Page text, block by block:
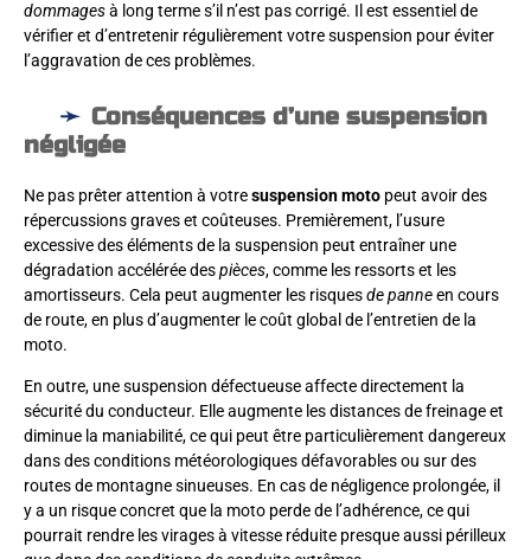
dommagesà long terme s’il n’est pas corrigé. Il est essentiel de
vérifier et d’entretenir régulièrement votre suspension pour éviter
l’aggravation de ces problèmes.
Conséquences d’une suspension
négligée
Ne pas prêter attention à votresuspension moto peut avoir des
répercussions graves et coûteuses. Premièrement, l’usure
excessive des éléments de la suspension peut entraîner une
dégradation accélérée despièces, comme les ressorts et les
amortisseurs. Cela peut augmenter les risquesde panneen cours
de route, en plus d’augmenter le coût global de l’entretien de la
moto.
En outre, une suspension défectueuse affecte directement la
sécurité du conducteur. Elle augmente les distances de freinage et
diminue la maniabilité, ce qui peut être particulièrement dangereux
dans des conditions météorologiques défavorables ou sur des
routes de montagne sinueuses. En cas de négligence prolongée, il
y a un risque concret que la moto perde de l’adhérence, ce qui
pourrait rendre les virages à vitesse réduite presque aussi périlleux